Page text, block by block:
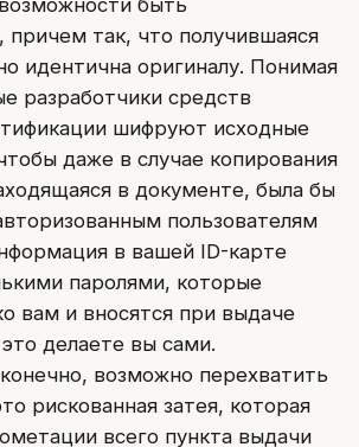
причем так, что получившаяся
идентична оригиналу. Понимая
разработчики средств
шифруют исходные
даже в случае копирования
в документе, была бы
пользователям
в вашей ID-карте
паролями, которые
вам и вносятся при выдаче
делаете вы сами.
возможно перехватить
рискованная затея, которая
всего пункта выдачи